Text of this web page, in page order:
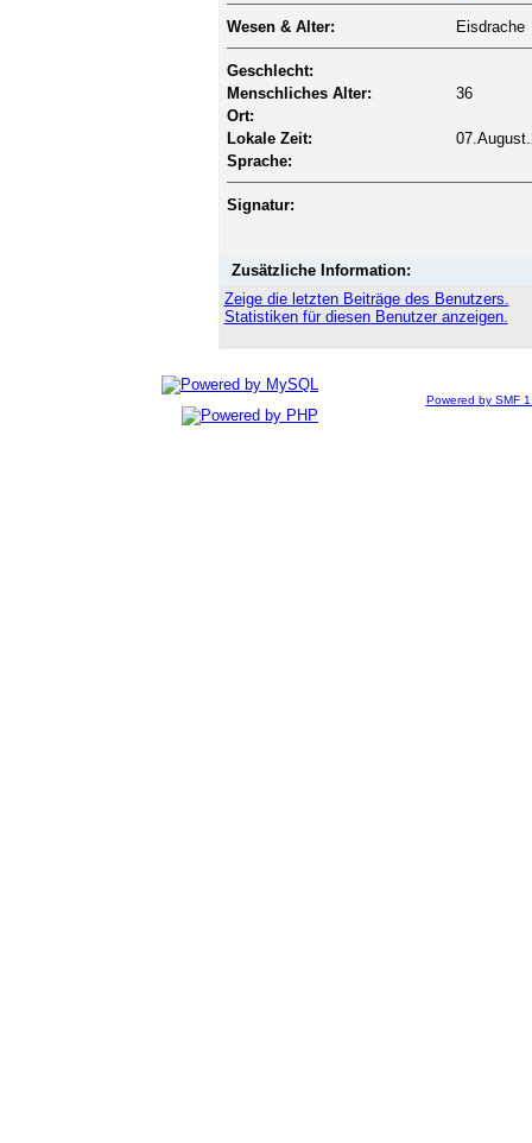
Wesen & Alter: Eisdrache
Geschlecht:
Menschliches Alter:
36
Ort:
Lokale Zeit:
Sprache:
Signatur:
Zusätzliche Information:
Zeige die letzten Beiträge des Benutzers.
Statistiken für diesen Benutzer anzeigen.
Powered by SMF